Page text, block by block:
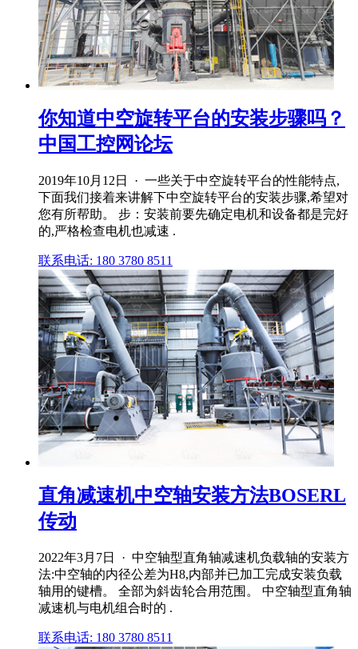
你知道中空旋转平台的安装步骤吗？
中国工控网论坛
2019年10月12日 · 一些关于中空旋转平台的性能特点,
下面我们接着来讲解下中空旋转平台的安装步骤,希望对
您有所帮助。 步：安装前要先确定电机和设备都是完好
的,严格检查电机也减速 .
联系电话: 180 3780 8511
直角减速机中空轴安装方法BOSERL
传动
2022年3月7日 · 中空轴型直角轴减速机负载轴的安装方
法:中空轴的内径公差为H8,内部并已加工完成安装负载
轴用的键槽。 全部为斜齿轮合用范围。 中空轴型直角轴
减速机与电机组合时的 .
联系电话: 180 3780 8511